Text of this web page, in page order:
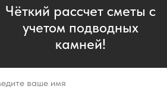
Чёткий рассчет сметы с
учетом подводных
камней!